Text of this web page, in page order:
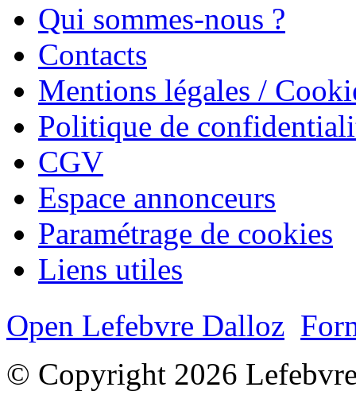
Qui sommes-nous ?
Contacts
Mentions légales /
Politique de
CGV
Espace annonceurs
Paramétrage de cookies
Liens utiles
Open Lefebvre Dalloz
© Copyright 2026